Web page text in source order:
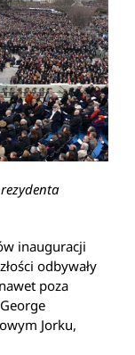
inauguracji
odbywały
poza
Jorku,